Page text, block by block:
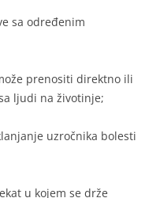
sa određenim
prenositi direktno ili
ljudi na životinje;
uzročnika bolesti
u kojem se drže